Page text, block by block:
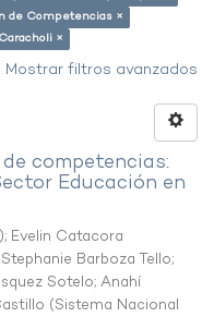
de Competencias ×
×
Mostrar filtros avanzados
competencias:
Educación en
; Evelin Catacora
Stephanie Barboza Tello;
Sotelo; Anahí
(Sistema Nacional